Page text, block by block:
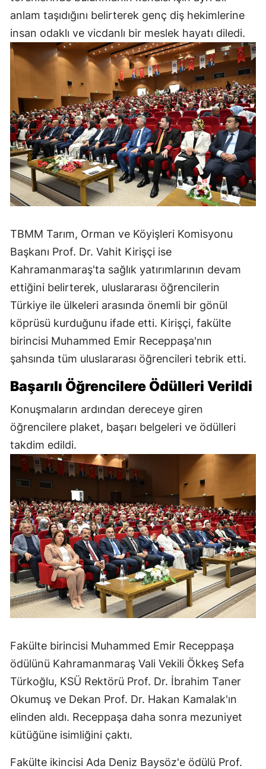
anlam taşıdığını belirterek genç diş hekimlerine
insan odaklı ve vicdanlı bir meslek hayatı diledi.
TBMM Tarım, Orman ve Köyişleri Komisyonu
Başkanı Prof. Dr. Vahit Kirişçi ise
Kahramanmaraş'ta sağlık yatırımlarının devam
ettiğini belirterek, uluslararası öğrencilerin
Türkiye ile ülkeleri arasında önemli bir gönül
köprüsü kurduğunu ifade etti. Kirişçi, fakülte
birincisi Muhammed Emir Receppaşa'nın
şahsında tüm uluslararası öğrencileri tebrik etti.
Başarılı Öğrencilere Ödülleri Verildi
Konuşmaların ardından dereceye giren
öğrencilere plaket, başarı belgeleri ve ödülleri
takdim edildi.
Fakülte birincisi Muhammed Emir Receppaşa
ödülünü Kahramanmaraş Vali Vekili Ökkeş Sefa
Türkoğlu, KSÜ Rektörü Prof. Dr. İbrahim Taner
Okumuş ve Dekan Prof. Dr. Hakan Kamalak'ın
elinden aldı. Receppaşa daha sonra mezuniyet
kütüğüne isimliğini çaktı.
Fakülte ikincisi Ada Deniz Baysöz'e ödülü Prof.